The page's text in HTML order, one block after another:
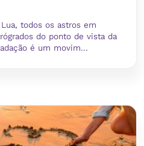
todos os astros em
do ponto de vista da
é um movim...